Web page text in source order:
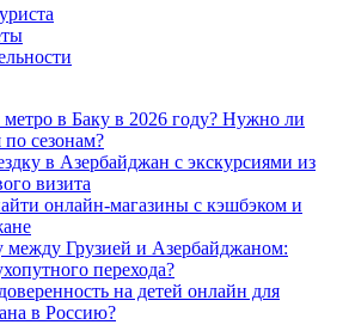
в Баку в 2026 году? Нужно ли
сезонам?
в Азербайджан с экскурсиями из
визита
онлайн-магазины с кэшбэком и
между Грузией и Азербайджаном:
перехода?
на детей онлайн для
в Россию?